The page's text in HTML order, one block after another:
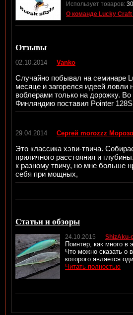
Использует товаров: 30
О команде Lucky
Отзывы
02.10.2014 Vanko
Случайно побывал на семинаре
месяце и загорелся идеей ловли
воблерами только на дорожку.
Финляндию поставил Pointer
29.04.2014 Сергей morozzz
Это классика хэви-твича.
приличного расстояния и
к разному твичу, но мне больше
себя при мощных,
Статьи и обзоры
24.10.2015 ShizAku-
Поинтер, как много в
Что можно сказать о
которого является
Читать полностью